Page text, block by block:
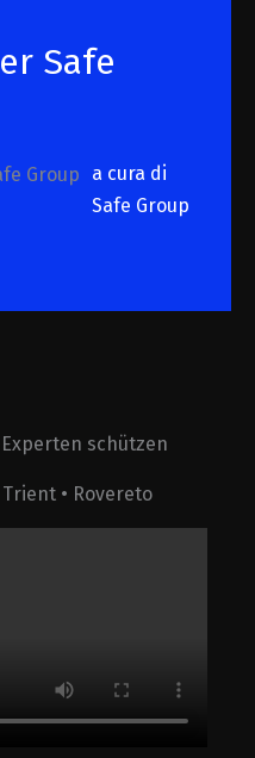
Safe
a cura di
Safe Group
Experten schützen
• Rovereto